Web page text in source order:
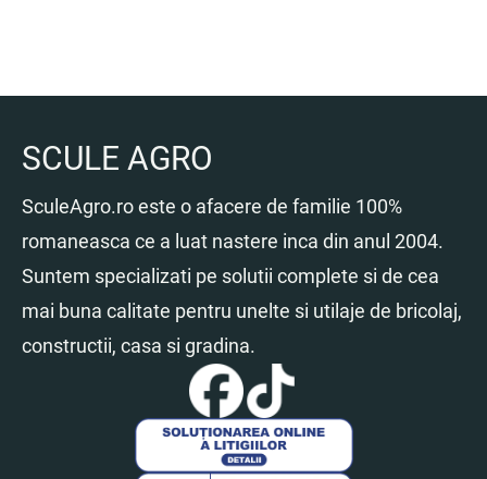
SCULE AGRO
SculeAgro.ro este o afacere de familie 100%
romaneasca ce a luat nastere inca din anul 2004.
Suntem specializati pe solutii complete si de cea
mai buna calitate pentru unelte si utilaje de bricolaj,
constructii, casa si gradina.